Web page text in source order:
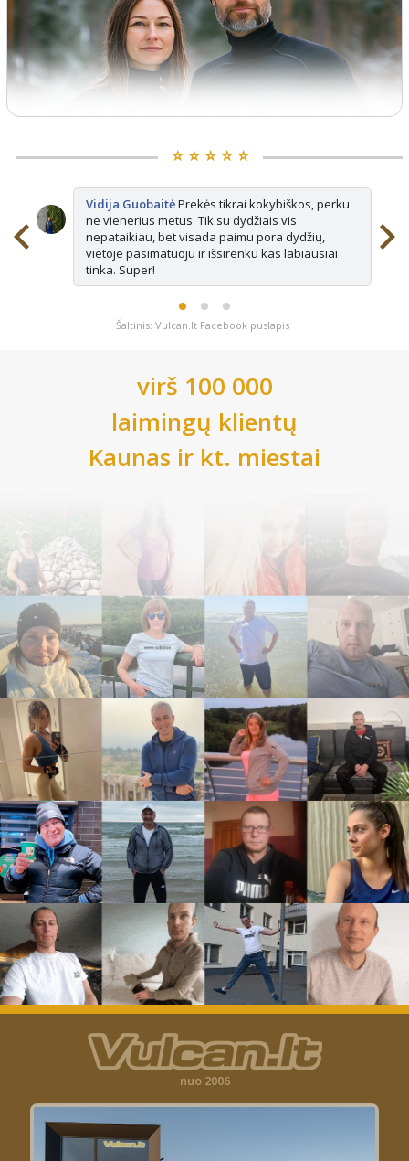
⭐️ ⭐️ ⭐️ ⭐️ ⭐️
Vidija GuobaitėPrekės tikrai kokybiškos, perku
ne vienerius metus. Tik su dydžiais vis
nepataikiau, bet visada paimu pora dydžių,
vietoje pasimatuoju ir išsirenku kas labiausiai
tinka. Super!
Šaltinis: Vulcan.lt Facebook puslapis
virš 100 000
laimingų klientų
Kaunas ir kt. miestai
nuo 2006